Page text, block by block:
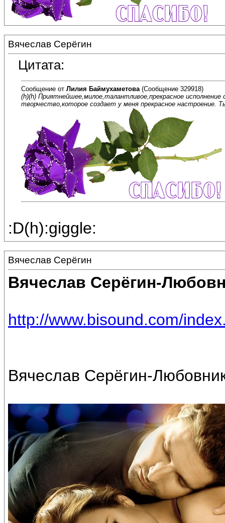
Вячеслав Серёгин
Цитата:
Сообщение от Лилия Баймухаметова (Сообщение 329918)
(h)(h) Приятнейшее,милое,талантливое,прекрасное
творчество,которое создает у меня прекрасное настроение.
:D(h):giggle:
Вячеслав Серёгин
Вячеслав Серёгин-
http://www.bisound.com/
Вячеслав Серёгин-